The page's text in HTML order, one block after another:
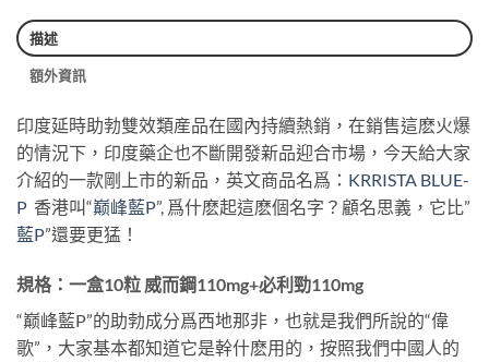
描述
額外資訊
印度延時助勃雙效類産品在國內持續熱銷，在銷售這麽火爆
的情況下，印度藥企也不斷開發新品迎合市場，今天給大家
介紹的一款剛上市的新品，英文商品名爲： KRRISTA BLUE-
P 香港叫“巅峰藍P”, 爲什麽起這麽個名字？顧名思義，它比”
藍P”還要更猛！
規格：一盒10粒 威而鋼110mg+必利勁110mg
“巅峰藍P”的助勃成分爲西地那非，也就是我們所說的“偉
歌”，大家基本都知道它是幹什麽用的，按照我們中國人的